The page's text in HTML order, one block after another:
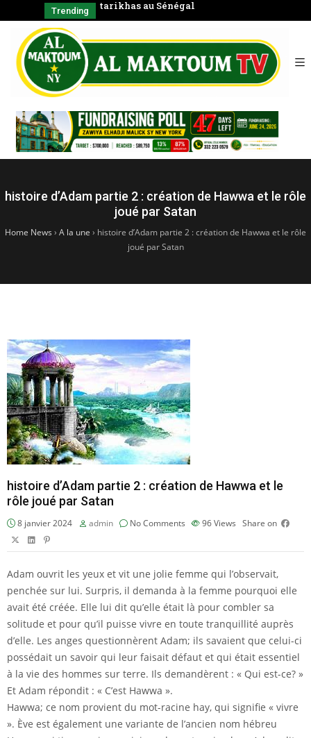
Trending Coran en groupe)
الشّيخ
histoire d’Adam partie 2 : création de Hawwa et le rôle
joué par Satan
Home News › A la une › histoire d’Adam partie 2 : création de Hawwa et le rôle
joué par Satan
histoire d’Adam partie 2 : création de Hawwa et le
rôle joué par Satan
8 janvier 2024 admin No Comments 96Views Share on
Adam ouvrit les yeux et vit une jolie femme qui l’observait,
penchée sur lui. Surpris, il demanda à la femme pourquoi elle
avait été créée. Elle lui dit qu’elle était là pour combler sa
solitude et pour qu’il puisse vivre en toute tranquillité auprès
d’elle. Les anges questionnèrent Adam; ils savaient que celui-ci
possédait un savoir qui leur faisait défaut et qui était essentiel
à la vie des hommes sur terre. Ils demandèrent : « Qui est-ce? »
Et Adam répondit : « C’est Hawwa ».
Hawwa; ce nom provient du mot-racine hay, qui signifie « vivre
». Ève est également une variante de l’ancien nom hébreu